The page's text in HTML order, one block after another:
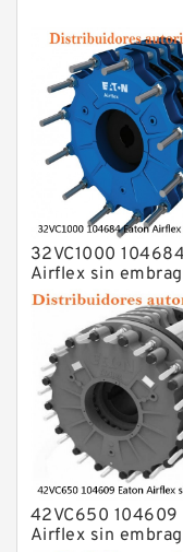
32VC1000
Airflex sin
frenos de
42VC650 104609
Airflex sin